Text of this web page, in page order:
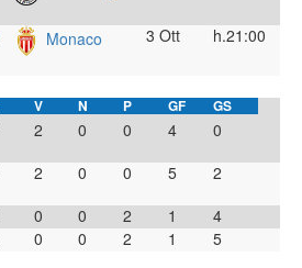
Monaco 3 Ott h.21:00
V N P GF GS
2 0 0 4
0
2 0 0 5
2
0 0 2 1
4
0 0 2 1 5